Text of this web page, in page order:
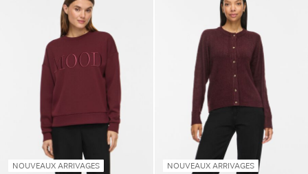
NOUVEAUX ARRIVAGES NOUVEAUX ARRIVAGES